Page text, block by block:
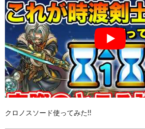
クロノスソード使ってみた!!